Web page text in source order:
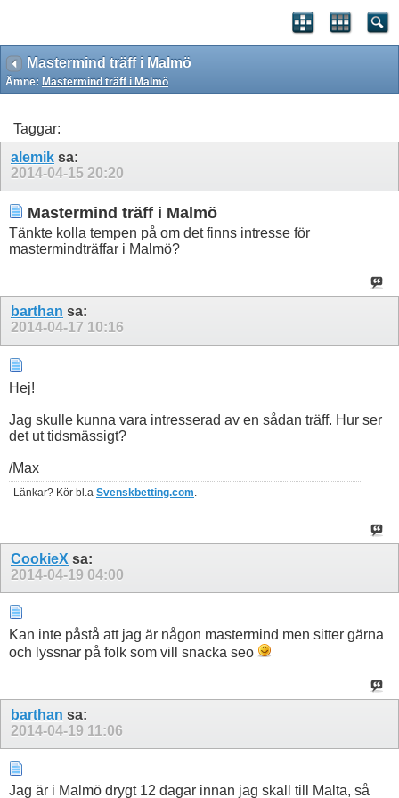
Mastermind träff i Malmö
Ämne: Mastermind träff i Malmö
Taggar:
alemik sa:
2014-04-15 20:20
Mastermind träff i Malmö
Tänkte kolla tempen på om det finns intresse för
mastermindträffar i Malmö?
barthan sa:
2014-04-17 10:16
Hej!
Jag skulle kunna vara intresserad av en sådan träff. Hur ser
det ut tidsmässigt?
/Max
Länkar? Kör bl.a Svenskbetting.com
CookieX sa:
2014-04-19 04:00
Kan inte påstå att jag är någon mastermind men sitter gärna
och lyssnar på folk som vill snacka seo
barthan sa:
2014-04-19 11:06
Jag är i Malmö drygt 12 dagar innan jag skall till Malta, så